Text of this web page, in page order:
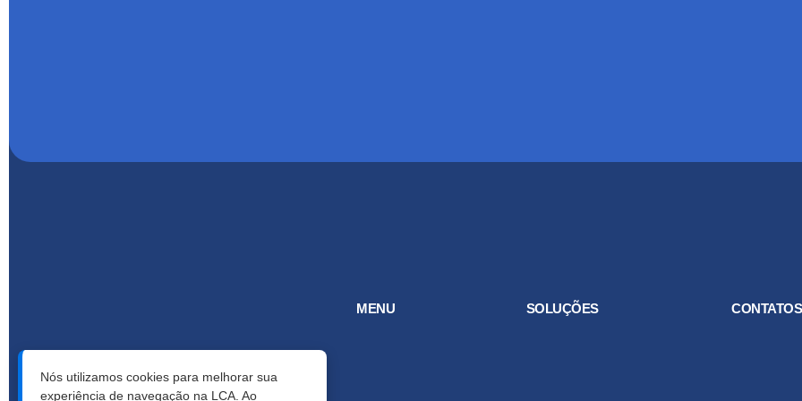
MENU SOLUÇÕES CONTATOS
Nós utilizamos cookies para melhorar sua
experiência de navegação na LCA. Ao